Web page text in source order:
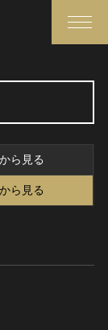
さらに詳細検索
の皆さまへ
拶
ら見る
ら見る